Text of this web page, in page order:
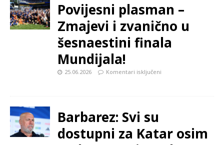
Povijesni plasman –
Zmajevi i zvanično u
šesnaestini finala
Mundijala!
25.06.2026 Komentari isključeni
Barbarez: Svi su
dostupni za Katar osim